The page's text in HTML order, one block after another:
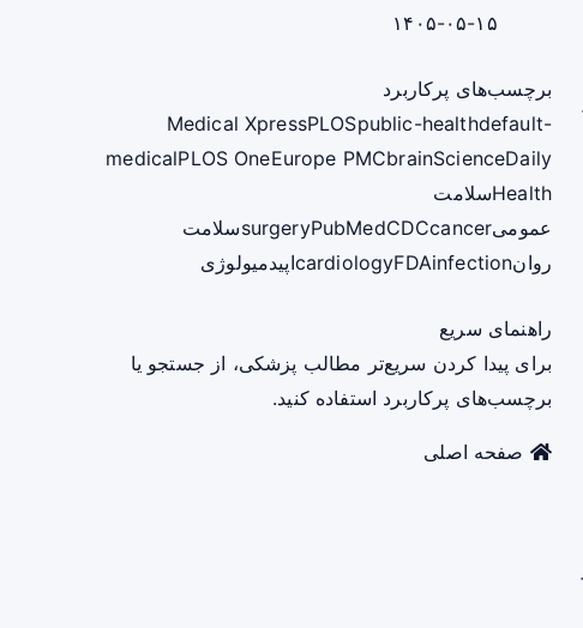
برچسب‌های پرکاربرد
Medical XpressPLOSpublic-healthdefault-
medicalPLOS OneEurope PMCbrainScienceDaily
Healthسلامت
عمومی
surgeryPubMedCDCcancer
سلامت
روان
cardiologyFDAinfection اپیدمیولوژی
راهنمای سریع
برای پیدا کردن سریع‌تر مطالب پزشکی، از جستجو یا
برچسب‌های پرکاربرد استفاده کنید.
صفحه اصلی